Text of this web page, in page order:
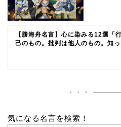
【勝海舟名言】心に染みる12選「
己のもの。批判は他人のもの。知
気になる名言を検索！